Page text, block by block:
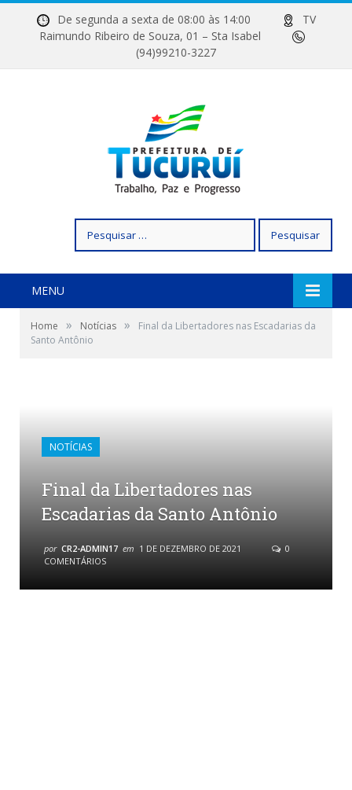
De segunda a sexta de 08:00 às 14:00
TV
Raimundo Ribeiro de Souza, 01 – Sta Isabel
(94)99210-3227
por:
MENU
Home » Notícias »
Final da Libertadores nas Escadarias da
Santo Antônio
NOTÍCIAS
Final da Libertadores nas
Escadarias da Santo Antônio
por CR2-ADMIN17 em 1 DE DEZEMBRO DE 2021
0
COMENTÁRIOS